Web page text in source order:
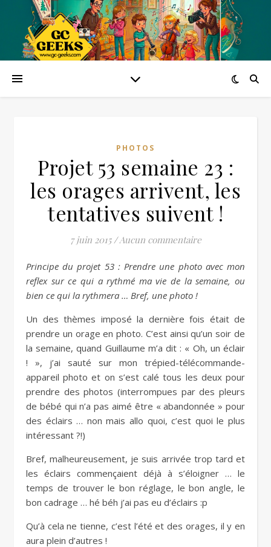
PHOTOS
Projet 53 semaine 23 :
les orages arrivent, les
tentatives suivent !
7 juin 2015 /Aucun commentaire
Principe du projet 53 : Prendre une photo avec mon
reflex sur ce qui a rythmé ma vie de la semaine, ou
bien ce qui la rythmera … Bref, une photo !
Un des thèmes imposé la dernière fois était de
prendre un orage en photo. C’est ainsi qu’un soir de
la semaine, quand Guillaume m’a dit : « Oh, un éclair
! », j’ai sauté sur mon trépied-télécommande-
appareil photo et on s’est calé tous les deux pour
prendre des photos (interrompues par des pleurs
de bébé qui n’a pas aimé être « abandonnée » pour
des éclairs … non mais allo quoi, c’est quoi le plus
intéressant ?!)
Bref, malheureusement, je suis arrivée trop tard et
les éclairs commençaient déjà à s’éloigner … le
temps de trouver le bon réglage, le bon angle, le
bon cadrage … hé béh j’ai pas eu d’éclairs :p
Qu’à cela ne tienne, c’est l’été et des orages, il y en
aura plein d’autres !